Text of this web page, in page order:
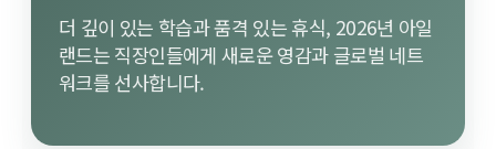
더 깊이 있는 학습과 품격 있는 휴식, 2026년 아일
랜드는 직장인들에게 새로운 영감과 글로벌 네트
워크를 선사합니다.